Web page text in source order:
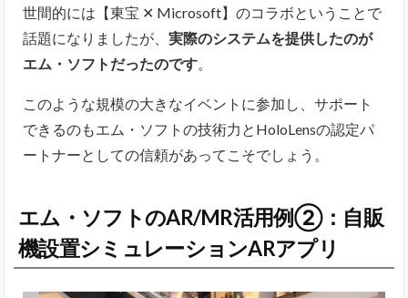
世間的には【東宝 ✕ Microsoft】のコラボということで
話題になりましたが、 実際のシステムを提供したのが
エム・ソフトだったのです。
このような規模の大きなイベントに参加し、サポート
できるのもエム・ソフトの技術力とHoloLensの認定パ
ートナーとしての信頼があってこそでしょう。
エム・ソフトのAR/MR活用例②：自販
機設置シミュレーションARアプリ